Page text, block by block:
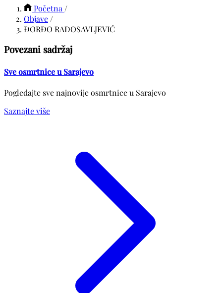
Početna /
Objave /
ĐORĐO RADOSAVLJEVIĆ
Povezani sadržaj
Sve osmrtnice u Sarajevo
Pogledajte sve najnovije osmrtnice u Sarajevo
Saznajte više